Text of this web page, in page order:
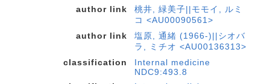
author link
桃井, 緑美子||モモイ, ルミ
コ <AU00090561>
author link
塩原, 通緒 (1966-)||シオバ
ラ, ミチオ <AU00136313>
classification
Internal medicine
NDC9:493.8